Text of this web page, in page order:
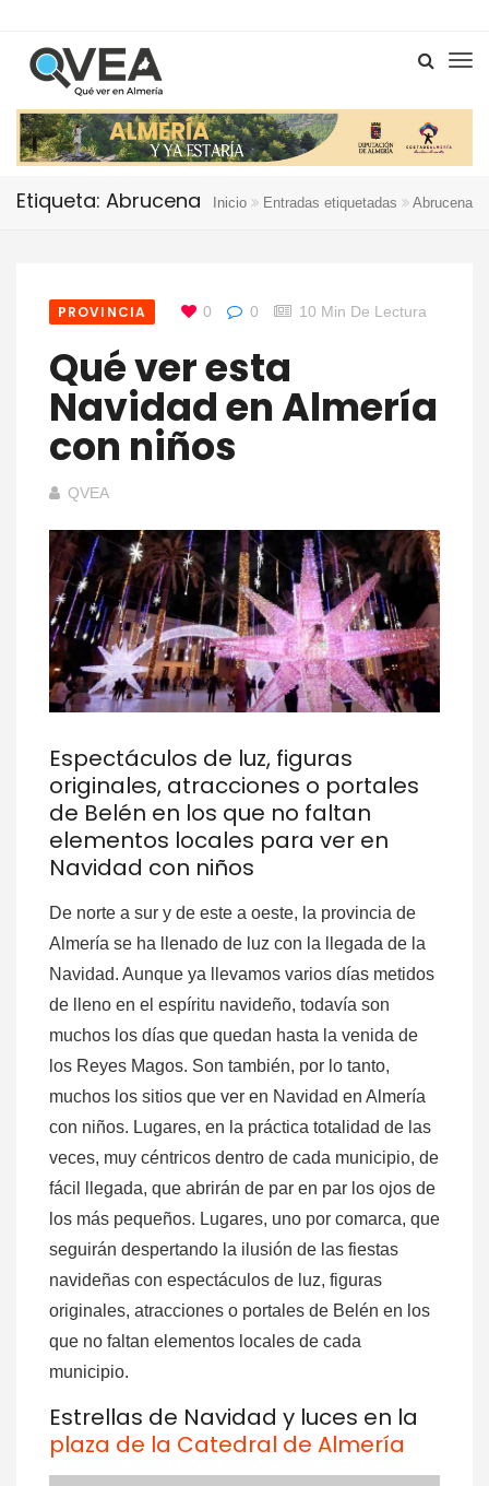
Etiqueta: Abrucena Inicio Entradas etiquetadas Abrucena
PROVINCIA 0 0 10 Min De Lectura
Qué ver esta
Navidad en Almería
con niños
QVEA
Espectáculos de luz, figuras
originales, atracciones o portales
de Belén en los que no faltan
elementos locales para ver en
Navidad con niños
De norte a sur y de este a oeste, la provincia de
Almería se ha llenado de luz con la llegada de la
Navidad. Aunque ya llevamos varios días metidos
de lleno en el espíritu navideño, todavía son
muchos los días que quedan hasta la venida de
los Reyes Magos. Son también, por lo tanto,
muchos los sitios que ver en Navidad en Almería
con niños. Lugares, en la práctica totalidad de las
veces, muy céntricos dentro de cada municipio, de
fácil llegada, que abrirán de par en par los ojos de
los más pequeños. Lugares, uno por comarca, que
seguirán despertando la ilusión de las fiestas
navideñas con espectáculos de luz, figuras
originales, atracciones o portales de Belén en los
que no faltan elementos locales de cada
municipio.
Estrellas de Navidad y luces en la
plaza de la Catedral de Almería